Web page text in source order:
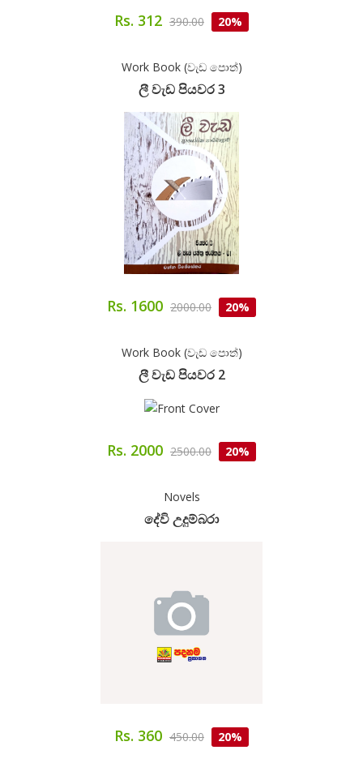
Rs. 312 390.00 20%
Work Book (වැඩ පොත්)
ලී වැඩ පියවර 3
Rs. 1600 2000.00 20%
Work Book (වැඩ පොත්)
ලී වැඩ පියවර 2
Rs. 2000 2500.00 20%
Novels
දේවි උදුම්බරා
Rs. 360 450.00 20%